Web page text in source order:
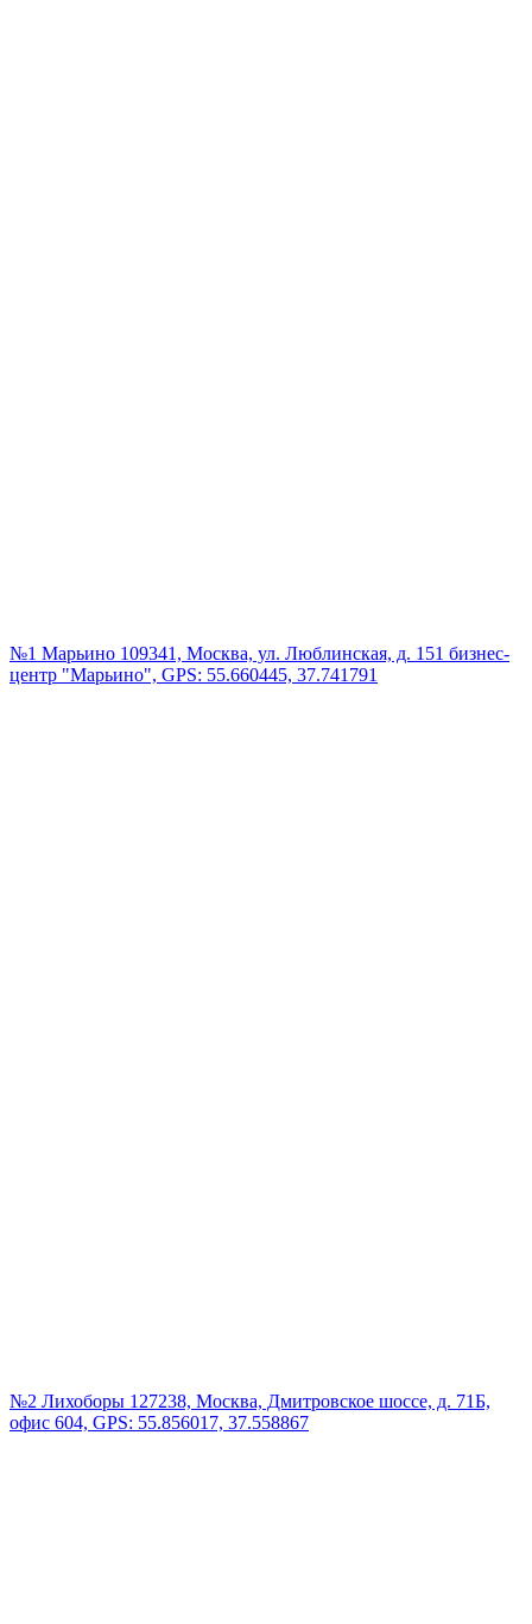
№1 Марьино 109341, Москва, ул. Люблинская, д. 151 бизнес-
центр "Марьино", GPS: 55.660445, 37.741791
№2 Лихоборы 127238, Москва, Дмитровское шоссе, д. 71Б,
офис 604, GPS: 55.856017, 37.558867